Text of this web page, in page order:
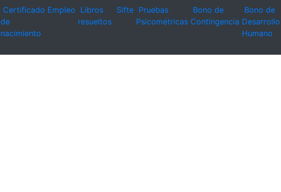
Certificado
de
nacimiento
Empleo Libros
resueltos
Sifte Pruebas
Psicométricas
Bono de
Contingencia
Bono de
Desarrollo
Humano